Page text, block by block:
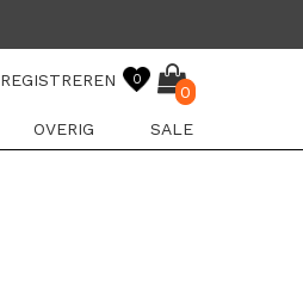
REGISTREREN 0
0
OVERIG SALE